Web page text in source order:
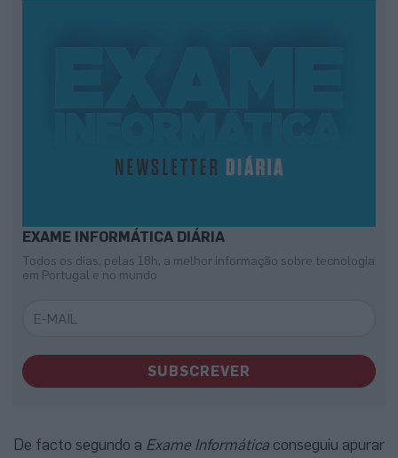
EXAME INFORMÁTICA DIÁRIA
Todos os dias, pelas 18h, a melhor informação sobre tecnologia
em Portugal e no mundo
SUBSCREVER
De facto segundo a Exame Informática conseguiu apurar